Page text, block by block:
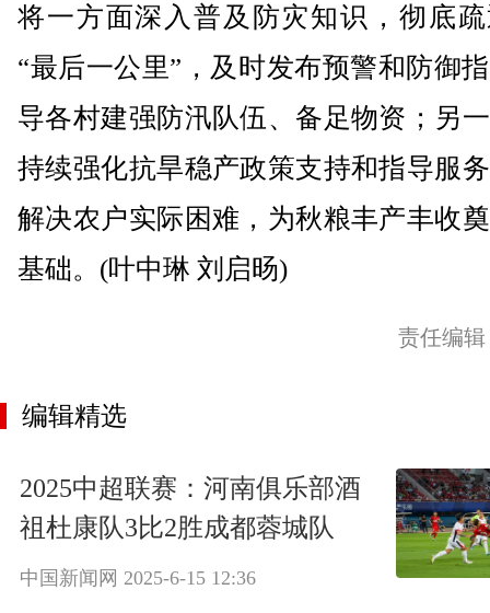
将一方面深入普及防灾知识，彻底
“最后一公里”，及时发布预警和防御
导各村建强防汛队伍、备足物资；另
持续强化抗旱稳产政策支持和指导服
解决农户实际困难，为秋粮丰产丰收
基础。(叶中琳 刘启旸)
责任编
编辑精选
2025中超联赛：河南俱乐部酒
祖杜康队3比2胜成都蓉城队
中国新闻网 2025-6-15 12:36